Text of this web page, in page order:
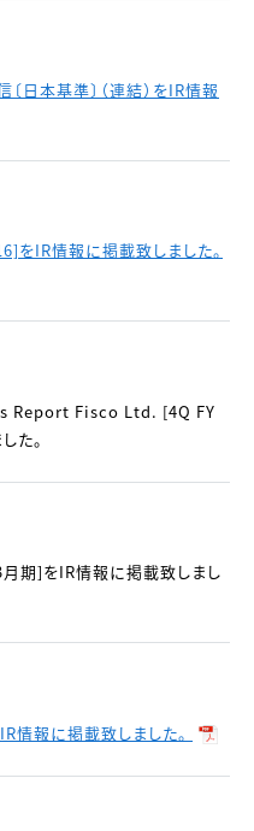
本基準〕（連結）をIR情報
IR情報に掲載致しました。
Report Fisco Ltd. [4Q FY
た。
期]をIR情報に掲載致しまし
情報に掲載致しました。